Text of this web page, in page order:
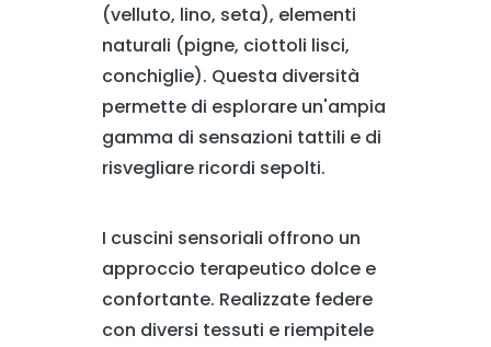
(velluto, lino, seta), elementi
naturali (pigne, ciottoli lisci,
conchiglie). Questa diversità
permette di esplorare un'ampia
gamma di sensazioni tattili e di
risvegliare ricordi sepolti.
I cuscini sensoriali offrono un
approccio terapeutico dolce e
confortante. Realizzate federe
con diversi tessuti e riempitele